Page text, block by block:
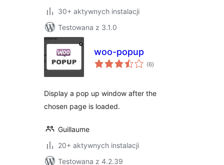
30+ aktywnych instalacji
Testowana z 3.1.0
woo-popup
(6wszystkich
ocen
)
Display a pop up window after the
chosen page is loaded.
Guillaume
20+ aktywnych instalacji
Testowana z 4.2.39